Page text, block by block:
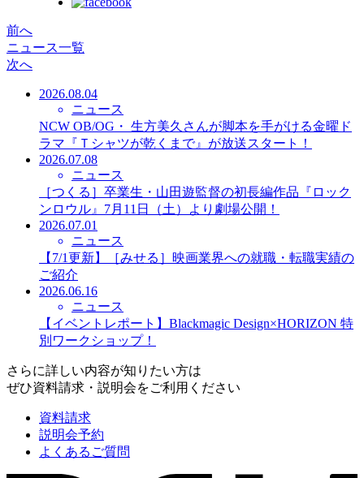
前へ
ニュース一覧
次へ
2026.08.04
ニュース
NCW OB/OG・ 生方美久さんが脚本を手がける金曜ド
ラマ『Ｔシャツが乾くまで』が放送スタート！
2026.07.08
ニュース
［つくる］卒業生・山田遊監督の初長編作品『ロック
ンロウル』7月11日（土）より劇場公開！
2026.07.01
ニュース
【7/1更新】［みせる］映画業界への就職・転職実績の
ご紹介
2026.06.16
ニュース
【イベントレポート】Blackmagic Design×HORIZON 特
別ワークショップ！
さらに詳しい内容が知りたい方は
ぜひ資料請求・説明会をご利用ください
資料請求
説明会予約
よくあるご質問